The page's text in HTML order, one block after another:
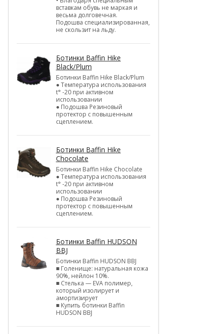
вставкам обувь не маркая и
весьма долговечная.
Подошва специализированная,
не скользит на льду.
Ботинки Baffin Hike
Black/Plum
Ботинки Baffin Hike Black/Plum
● Температура использования
t° -20 при активном
использовании
● Подошва Резиновый
протектор с повышенным
сцеплением.
Ботинки Baffin Hike
Chocolate
Ботинки Baffin Hike Chocolate
● Температура использования
t° -20 при активном
использовании
● Подошва Резиновый
протектор с повышенным
сцеплением.
Ботинки Baffin HUDSON
BBJ
Ботинки Baffin HUDSON BBJ
■ Голенище: натуральная кожа
90%, нейлон 10%.
■ Стелька — EVA полимер,
который изолирует и
амортизирует
■ Купить ботинки Baffin
HUDSON BBJ